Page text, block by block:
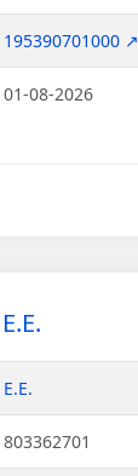
195390701000 ↗
01-08-2026
Ε.Ε.
803362701